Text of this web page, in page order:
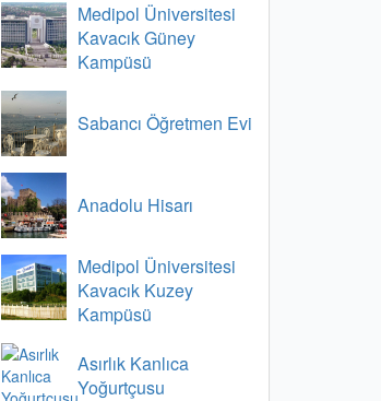
Medipol Üniversitesi
Kavacık Güney
Kampüsü
Sabancı Öğretmen Evi
Anadolu Hisarı
Medipol Üniversitesi
Kavacık Kuzey
Kampüsü
Asırlık Kanlıca
Yoğurtçusu